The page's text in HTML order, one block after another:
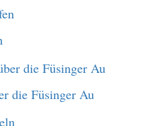
die Füsinger Au